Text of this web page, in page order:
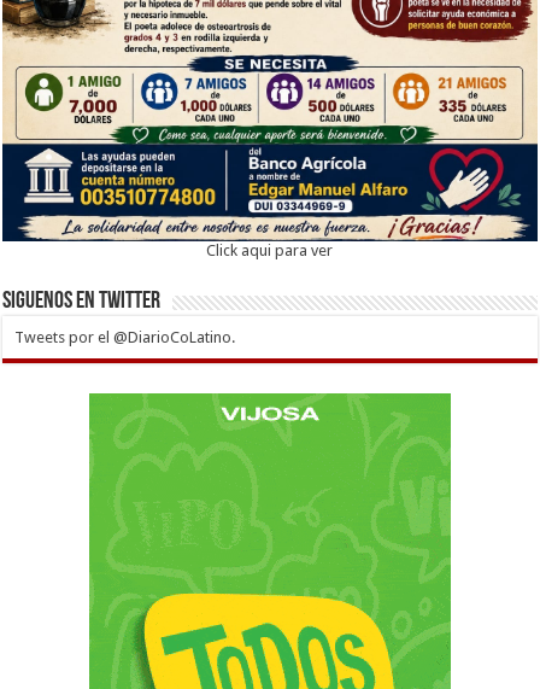
Click aqui para ver
Siguenos en twitter
Tweets por el @DiarioCoLatino.